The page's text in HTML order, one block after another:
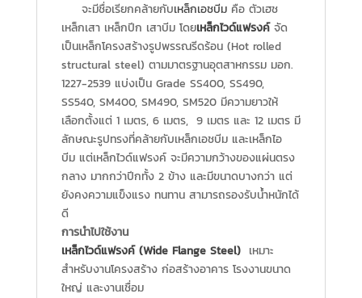
จะมีชื่อเรียกคล้ายกับเหล็กเอชบีมคือ ตัวเฮช
เหล็กเสา เหล็กปีก เสาบีม โดยเหล็กไวด์แฟรงค์จัด
เป็นเหล็กโครงสร้างรูปพรรณรีดร้อน (Hot rolled
structural steel) ตามมาตรฐานอุตสาหกรรม มอก.
1227-2539 แบ่งเป็น Grade SS400, SS490,
SS540, SM400, SM490, SM520 มีความยาวให้
เลือกตั้งแต่ 1 เมตร, 6 เมตร, 9 เมตร และ 12 เมตร มี
ลักษณะรูปทรงที่คล้ายกับเหล็กเอชบีม และเหล็กไอ
บีม แต่เหล็กไวด์แฟรงค์ จะมีความกว้างของแผ่นตรง
กลาง มากกว่าปีกทั้ง 2 ข้าง และมีขนาดบางกว่า แต่
ยังคงความแข็งแรง ทนทาน สามารถรองรับน้ำหนักได้
ดี
การนำไปใช้งาน
เหล็กไวด์แฟรงค์ (Wide Flange Steel)เหมาะ
สำหรับงานโครงสร้าง ก่อสร้างอาคาร โรงงานขนาด
ใหญ่ และงานเชื่อม